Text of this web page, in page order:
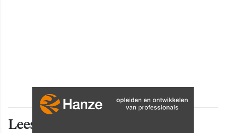
Lees ook deze artikelen